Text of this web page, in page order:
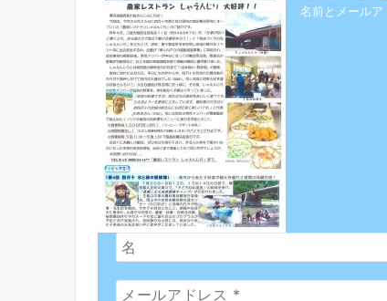
名前とメールア